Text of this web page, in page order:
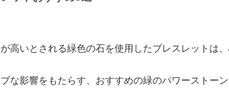
高いとされる緑色の石を使用したブレスレットは
な影響をもたらす、おすすめの緑のパワーストー